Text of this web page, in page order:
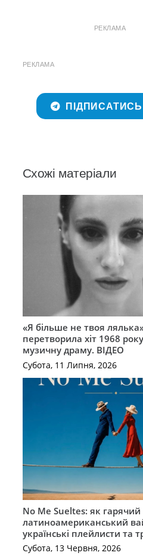
РЕКЛАМА
РЕКЛАМА
ПІДПИСАТИСЬ
Схожі матеріали
«Я більше не твоя
перетворила хіт 1968
музичну драму. ВІДЕО
Субота, 11 Липня, 2026
No Me Sueltes: як гарячий
латиноамериканський
українські плейлисти та
Субота, 13 Червня, 2026